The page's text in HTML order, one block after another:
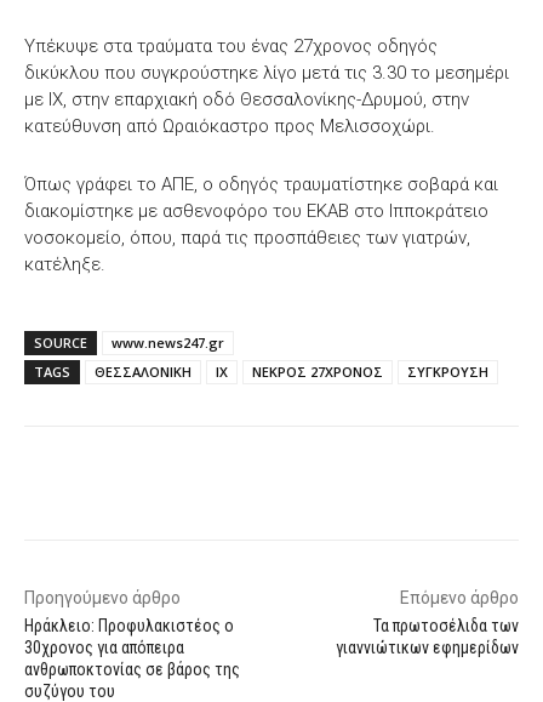
Υπέκυψε στα τραύματα του ένας 27χρονος οδηγός
δικύκλου που συγκρούστηκε λίγο μετά τις 3.30 το μεσημέρι
με ΙΧ, στην επαρχιακή οδό Θεσσαλονίκης-Δρυμού, στην
κατεύθυνση από Ωραιόκαστρο προς Μελισσοχώρι.
Όπως γράφει το ΑΠΕ, ο οδηγός τραυματίστηκε σοβαρά και
διακομίστηκε με ασθενοφόρο του ΕΚΑΒ στο Ιπποκράτειο
νοσοκομείο, όπου, παρά τις προσπάθειες των γιατρών,
κατέληξε.
SOURCE
www.news247.gr
TAGS
ΘΕΣΣΑΛΟΝΙΚΗ ΙΧ ΝΕΚΡΟΣ 27ΧΡΟΝΟΣ ΣΥΓΚΡΟΥΣΗ
Προηγούμενο άρθρο
Ηράκλειο: Προφυλακιστέος ο
30χρονος για απόπειρα
ανθρωποκτονίας σε βάρος της
συζύγου του
Επόμενο άρθρο
Τα πρωτοσέλιδα των
γιαννιώτικων εφημερίδων